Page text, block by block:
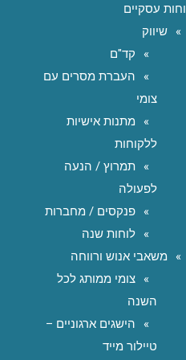
עסקיים
שיווק
קד"ם
העברת מסרים עם
צומי
מתנות אישיות
ללקוחות
תמרוץ / הנעה
לפעולה
פנקסים / מחברות
לוחות שנה
משאבי אנוש ורווחה
צומי ממותג לכל
השנה
הישגים ארגוניים –
טיילור מייד